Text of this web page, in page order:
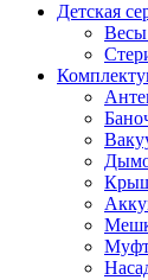
Детская
Весы